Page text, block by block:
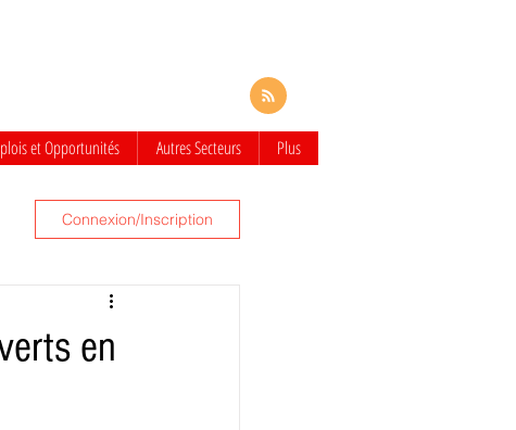
et Opportunités Autres Secteurs Plus
Connexion/Inscription
en